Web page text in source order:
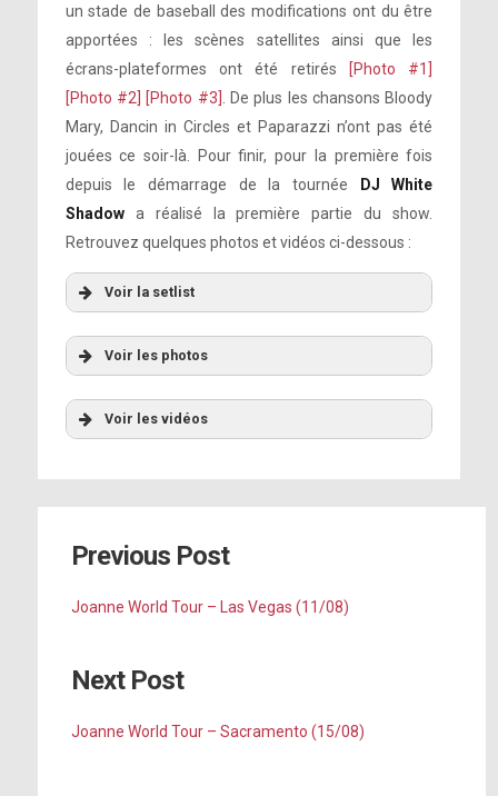
un stade de baseball des modifications ont du être
apportées : les scènes satellites ainsi que les
écrans-plateformes ont été retirés
[Photo #1]
[Photo #2]
[Photo #3]
. De plus les chansons Bloody
Mary, Dancin in Circles et Paparazzi n’ont pas été
jouées ce soir-là. Pour finir, pour la première fois
depuis le démarrage de la tournée
DJ White
Shadowa réalisé la première partie du show.
Retrouvez quelques photos et vidéos ci-dessous :
Voir la setlist
Voir les photos
Voir les vidéos
Previous Post
Joanne World Tour – Las Vegas (11/08)
Next Post
Joanne World Tour – Sacramento (15/08)